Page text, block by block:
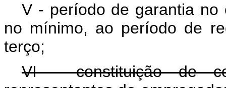
V - período de garantia no
no mínimo, ao período de
terço;
VI - constituição de